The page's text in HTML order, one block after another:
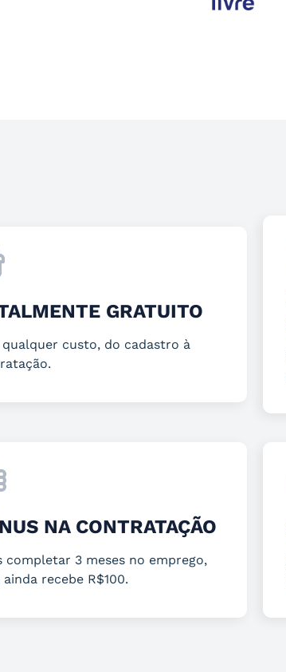
GRATUITO
qualquer custo, do cadastro à
NA CONTRATAÇÃO
completar 3 meses no emprego,
ainda recebe R$100.